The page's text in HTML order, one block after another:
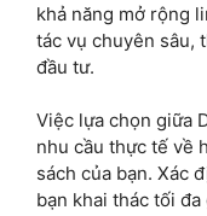
khả năng mở rộng
tác vụ chuyên sâu,
đầu tư.
Việc lựa chọn giữa
nhu cầu thực tế về
sách của bạn. Xác
bạn khai thác tối